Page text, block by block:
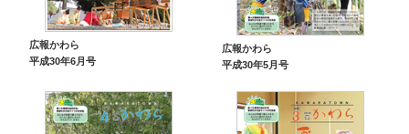
広報かわら
平成30年6月号
広報かわら
平成30年5月号